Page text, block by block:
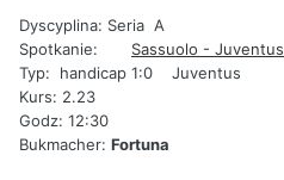
Dyscyplina: Seria A
Spotkanie:
Sassuolo - Juventus
Typ: handicap 1:0 Juventus
Kurs: 2.23
Godz: 12:30
Bukmacher: Fortuna